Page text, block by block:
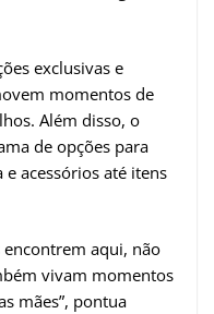
exclusivas e
momentos de
Além disso, o
de opções para
acessórios até itens
encontrem aqui, não
vivam momentos
mães”, pontua